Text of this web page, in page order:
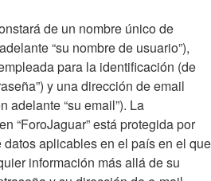
de un nombre único de
“su nombre de usuario”),
para la identificación (de
y una dirección de email
adelante “su email”). La
“ForoJaguar” está protegida por
aplicables en el país en el que
información más allá de su